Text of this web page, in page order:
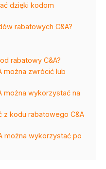
dzięki kodom
rabatowych C&A?
rabatowy C&A?
można zwrócić lub
można wykorzystać na
z kodu rabatowego C&A
można wykorzystać po